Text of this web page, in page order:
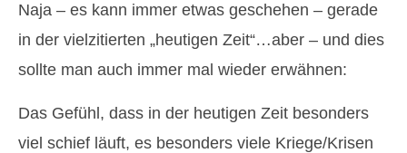
Naja – es kann immer etwas geschehen – gerade
in der vielzitierten „heutigen Zeit“…aber – und dies
sollte man auch immer mal wieder erwähnen:
Das Gefühl, dass in der heutigen Zeit besonders
viel schief läuft, es besonders viele Kriege/Krisen